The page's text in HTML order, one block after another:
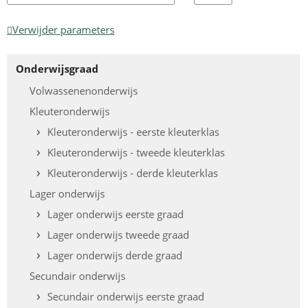
Verwijder parameters
Onderwijsgraad
Volwassenenonderwijs
Kleuteronderwijs
Kleuteronderwijs - eerste kleuterklas
Kleuteronderwijs - tweede kleuterklas
Kleuteronderwijs - derde kleuterklas
Lager onderwijs
Lager onderwijs eerste graad
Lager onderwijs tweede graad
Lager onderwijs derde graad
Secundair onderwijs
Secundair onderwijs eerste graad